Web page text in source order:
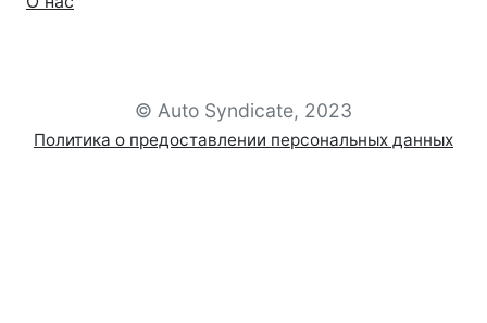
© Auto Syndicate, 2023
Политика о предоставлении персональных данных